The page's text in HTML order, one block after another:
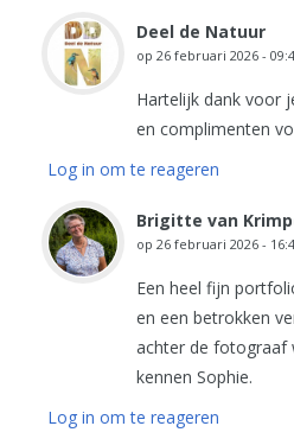
Deel de Natuur
op 26 februari 2026 -
Hartelijk dank voor
en complimenten
Log in om te reageren
Brigitte van
op 26 februari 2026 -
Een heel fijn
en een betrokken
achter de fotograaf
kennen Sophie.
Log in om te reageren